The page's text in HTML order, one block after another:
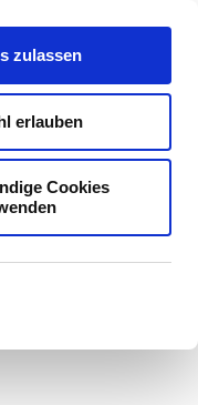
zulassen
erlauben
Cookies